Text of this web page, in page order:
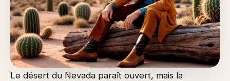
Le désert du Nevada paraît ouvert, mais la